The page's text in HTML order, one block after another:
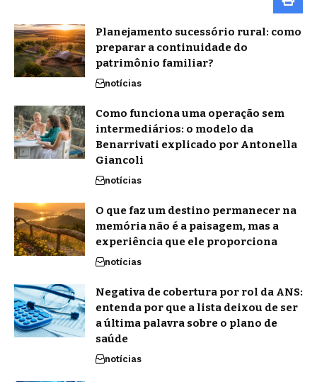
Planejamento sucessório rural: como
preparar a continuidade do
patrimônio familiar?
notícias
Como funciona uma operação sem
intermediários: o modelo da
Benarrivati explicado por Antonella
Giancoli
notícias
O que faz um destino permanecer na
memória não é a paisagem, mas a
experiência que ele proporciona
notícias
Negativa de cobertura por rol da ANS:
entenda por que a lista deixou de ser
a última palavra sobre o plano de
saúde
notícias